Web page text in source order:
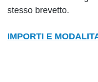
stesso brevetto.
IMPORTI E